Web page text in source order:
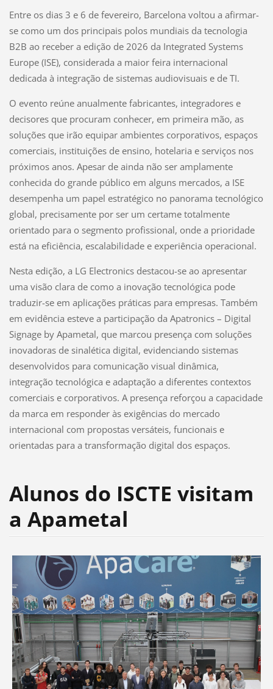
Entre os dias 3 e 6 de fevereiro, Barcelona voltou a afirmar-
se como um dos principais polos mundiais da tecnologia
B2B ao receber a edição de 2026 da Integrated Systems
Europe (ISE), considerada a maior feira internacional
dedicada à integração de sistemas audiovisuais e de TI.
O evento reúne anualmente fabricantes, integradores e
decisores que procuram conhecer, em primeira mão, as
soluções que irão equipar ambientes corporativos, espaços
comerciais, instituições de ensino, hotelaria e serviços nos
próximos anos. Apesar de ainda não ser amplamente
conhecida do grande público em alguns mercados, a ISE
desempenha um papel estratégico no panorama tecnológico
global, precisamente por ser um certame totalmente
orientado para o segmento profissional, onde a prioridade
está na eficiência, escalabilidade e experiência operacional.
Nesta edição, a LG Electronics destacou-se ao apresentar
uma visão clara de como a inovação tecnológica pode
traduzir-se em aplicações práticas para empresas. Também
em evidência esteve a participação da Apatronics – Digital
Signage by Apametal, que marcou presença com soluções
inovadoras de sinalética digital, evidenciando sistemas
desenvolvidos para comunicação visual dinâmica,
integração tecnológica e adaptação a diferentes contextos
comerciais e corporativos. A presença reforçou a capacidade
da marca em responder às exigências do mercado
internacional com propostas versáteis, funcionais e
orientadas para a transformação digital dos espaços.
Alunos do ISCTE visitam
a Apametal